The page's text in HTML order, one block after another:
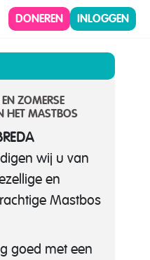
DONEREN INLOGGEN
ZOMERSE
HET MASTBOS
wij u van
en
Mastbos
goed met een